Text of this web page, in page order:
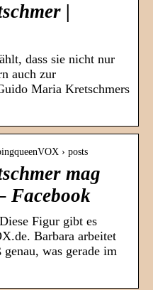
|
dass sie nicht nur
auch zur
Maria Kretschmers
› posts
mag
Facebook
Figur gibt es
Barbara arbeitet
was gerade im